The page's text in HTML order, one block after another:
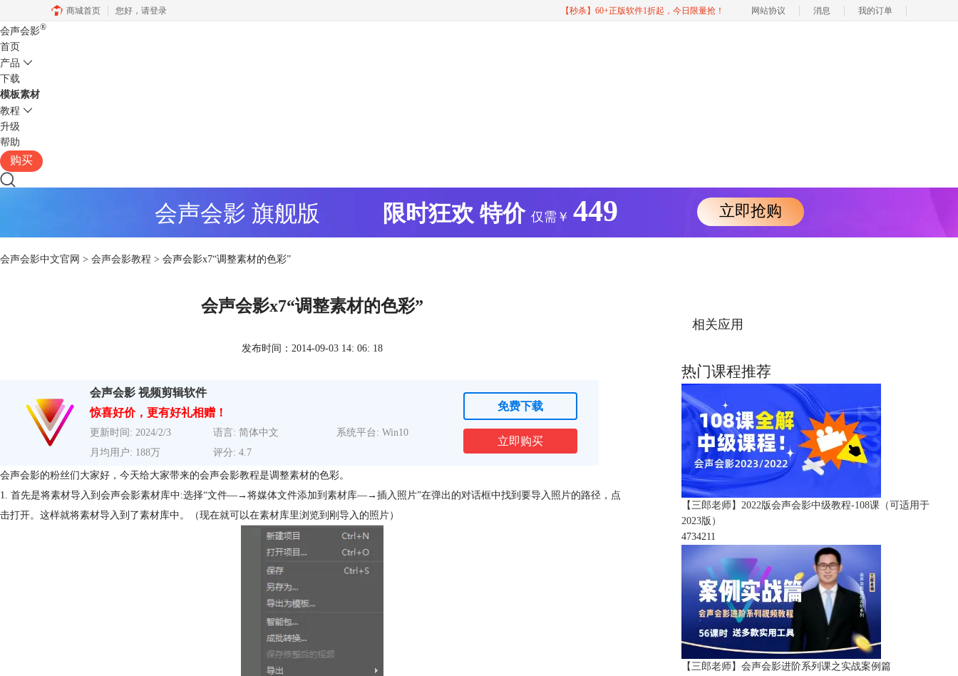
商城首页 您好， 请登录 【秒杀】60+正版软件1折起，今日限量抢！ 网站协议 消息 我的订单
会声会影®
首页
产品
下载
模板素材
教程
升级
帮助
购买
会声会影 旗舰版 限时狂欢 特价 仅需￥ 449 立即抢购
会声会影中文官网 > 会声会影教程 > 会声会影x7“调整素材的色彩”
会声会影x7“调整素材的色彩”
发布时间：2014-09-03 14: 06: 18
会声会影 视频剪辑软件
惊喜好价，更有好礼相赠！
更新时间: 2024/2/3 语言: 简体中文
系统平台: Win10
月均用户: 188万
评分: 4.7
免费下载
立即购买
会声会影的粉丝们大家好，今天给大家带来的会声会影教程是调整素材的色彩。
1. 首先是将素材导入到会声会影素材库中:选择“文件—→将媒体文件添加到素材库—→插入照片”在弹出的对话框中找到要导入照片的路径，点
击打开。这样就将素材导入到了素材库中。（现在就可以在素材库里浏览到刚导入的照片）
相关应用
热门课程推荐
【三郎老师】2022版会声会影中级教程-108课（可适用于
2023版）
4734211
【三郎老师】会声会影进阶系列课之实战案例篇